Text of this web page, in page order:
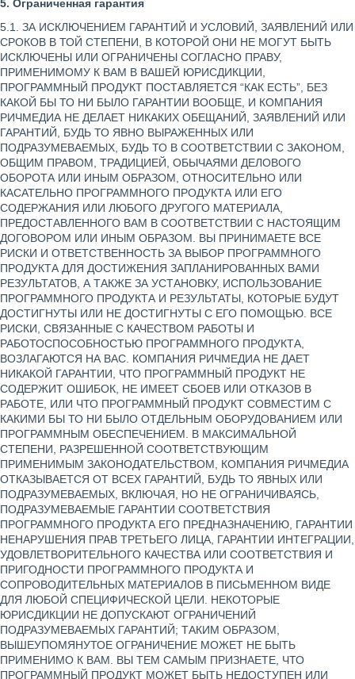
5. Ограниченная гарантия
5.1. ЗА ИСКЛЮЧЕНИЕМ ГАРАНТИЙ И УСЛОВИЙ, ЗАЯВЛЕНИЙ ИЛИ
СРОКОВ В ТОЙ СТЕПЕНИ, В КОТОРОЙ ОНИ НЕ МОГУТ БЫТЬ
ИСКЛЮЧЕНЫ ИЛИ ОГРАНИЧЕНЫ СОГЛАСНО ПРАВУ,
ПРИМЕНИМОМУ К ВАМ В ВАШЕЙ ЮРИСДИКЦИИ,
ПРОГРАММНЫЙ ПРОДУКТ ПОСТАВЛЯЕТСЯ “КАК ЕСТЬ”, БЕЗ
КАКОЙ БЫ ТО НИ БЫЛО ГАРАНТИИ ВООБЩЕ, И КОМПАНИЯ
РИЧМЕДИА НЕ ДЕЛАЕТ НИКАКИХ ОБЕЩАНИЙ, ЗАЯВЛЕНИЙ ИЛИ
ГАРАНТИЙ, БУДЬ ТО ЯВНО ВЫРАЖЕННЫХ ИЛИ
ПОДРАЗУМЕВАЕМЫХ, БУДЬ ТО В СООТВЕТСТВИИ С ЗАКОНОМ,
ОБЩИМ ПРАВОМ, ТРАДИЦИЕЙ, ОБЫЧАЯМИ ДЕЛОВОГО
ОБОРОТА ИЛИ ИНЫМ ОБРАЗОМ, ОТНОСИТЕЛЬНО ИЛИ
КАСАТЕЛЬНО ПРОГРАММНОГО ПРОДУКТА ИЛИ ЕГО
СОДЕРЖАНИЯ ИЛИ ЛЮБОГО ДРУГОГО МАТЕРИАЛА,
ПРЕДОСТАВЛЕННОГО ВАМ В СООТВЕТСТВИИ С НАСТОЯЩИМ
ДОГОВОРОМ ИЛИ ИНЫМ ОБРАЗОМ. ВЫ ПРИНИМАЕТЕ ВСЕ
РИСКИ И ОТВЕТСТВЕННОСТЬ ЗА ВЫБОР ПРОГРАММНОГО
ПРОДУКТА ДЛЯ ДОСТИЖЕНИЯ ЗАПЛАНИРОВАННЫХ ВАМИ
РЕЗУЛЬТАТОВ, А ТАКЖЕ ЗА УСТАНОВКУ, ИСПОЛЬЗОВАНИЕ
ПРОГРАММНОГО ПРОДУКТА И РЕЗУЛЬТАТЫ, КОТОРЫЕ БУДУТ
ДОСТИГНУТЫ ИЛИ НЕ ДОСТИГНУТЫ С ЕГО ПОМОЩЬЮ. ВСЕ
РИСКИ, СВЯЗАННЫЕ С КАЧЕСТВОМ РАБОТЫ И
РАБОТОСПОСОБНОСТЬЮ ПРОГРАММНОГО ПРОДУКТА,
ВОЗЛАГАЮТСЯ НА ВАС. КОМПАНИЯ РИЧМЕДИА НЕ ДАЕТ
НИКАКОЙ ГАРАНТИИ, ЧТО ПРОГРАММНЫЙ ПРОДУКТ НЕ
СОДЕРЖИТ ОШИБОК, НЕ ИМЕЕТ СБОЕВ ИЛИ ОТКАЗОВ В
РАБОТЕ, ИЛИ ЧТО ПРОГРАММНЫЙ ПРОДУКТ СОВМЕСТИМ С
КАКИМИ БЫ ТО НИ БЫЛО ОТДЕЛЬНЫМ ОБОРУДОВАНИЕМ ИЛИ
ПРОГРАММНЫМ ОБЕСПЕЧЕНИЕМ. В МАКСИМАЛЬНОЙ
СТЕПЕНИ, РАЗРЕШЕННОЙ СООТВЕТСТВУЮЩИМ
ПРИМЕНИМЫМ ЗАКОНОДАТЕЛЬСТВОМ, КОМПАНИЯ РИЧМЕДИА
ОТКАЗЫВАЕТСЯ ОТ ВСЕХ ГАРАНТИЙ, БУДЬ ТО ЯВНЫХ ИЛИ
ПОДРАЗУМЕВАЕМЫХ, ВКЛЮЧАЯ, НО НЕ ОГРАНИЧИВАЯСЬ,
ПОДРАЗУМЕВАЕМЫЕ ГАРАНТИИ СООТВЕТСТВИЯ
ПРОГРАММНОГО ПРОДУКТА ЕГО ПРЕДНАЗНАЧЕНИЮ, ГАРАНТИИ
НЕНАРУШЕНИЯ ПРАВ ТРЕТЬЕГО ЛИЦА, ГАРАНТИИ ИНТЕГРАЦИИ,
УДОВЛЕТВОРИТЕЛЬНОГО КАЧЕСТВА ИЛИ СООТВЕТСТВИЯ И
ПРИГОДНОСТИ ПРОГРАММНОГО ПРОДУКТА И
СОПРОВОДИТЕЛЬНЫХ МАТЕРИАЛОВ В ПИСЬМЕННОМ ВИДЕ
ДЛЯ ЛЮБОЙ СПЕЦИФИЧЕСКОЙ ЦЕЛИ. НЕКОТОРЫЕ
ЮРИСДИКЦИИ НЕ ДОПУСКАЮТ ОГРАНИЧЕНИЙ
ПОДРАЗУМЕВАЕМЫХ ГАРАНТИЙ; ТАКИМ ОБРАЗОМ,
ВЫШЕУПОМЯНУТОЕ ОГРАНИЧЕНИЕ МОЖЕТ НЕ БЫТЬ
ПРИМЕНИМО К ВАМ. ВЫ ТЕМ САМЫМ ПРИЗНАЕТЕ, ЧТО
ПРОГРАММНЫЙ ПРОДУКТ МОЖЕТ БЫТЬ НЕДОСТУПЕН ИЛИ